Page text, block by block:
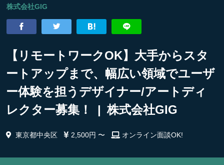
株式会社GIG
【リモートワークOK】大手からスタ
ートアップまで、幅広い領域でユーザ
ー体験を担うデザイナー/アートディ
レクター募集！ | 株式会社GIG
東京都中央区 2,500円 〜 オンライン面談OK!